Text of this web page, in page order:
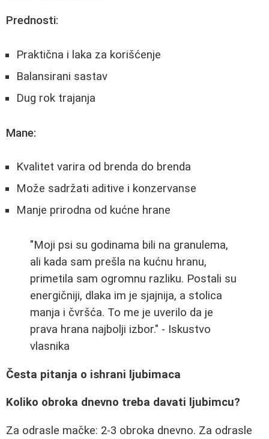
Prednosti:
Praktična i laka za korišćenje
Balansirani sastav
Dug rok trajanja
Mane:
Kvalitet varira od brenda do brenda
Može sadržati aditive i konzervanse
Manje prirodna od kućne hrane
"Moji psi su godinama bili na granulema,
ali kada sam prešla na kućnu hranu,
primetila sam ogromnu razliku. Postali su
energičniji, dlaka im je sjajnija, a stolica
manja i čvršća. To me je uverilo da je
prava hrana najbolji izbor." - Iskustvo
vlasnika
Česta pitanja o ishrani ljubimaca
Koliko obroka dnevno treba davati ljubimcu?
Za odrasle mačke: 2-3 obroka dnevno. Za odrasle